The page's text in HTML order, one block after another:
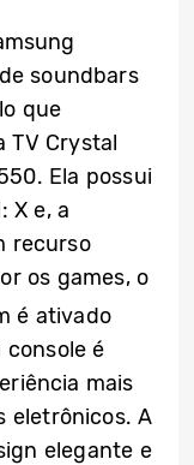
soundbars
que
TV Crystal
Ela possui
X e, a
recurso
os games, o
é ativado
é
mais
eletrônicos. A
elegante e